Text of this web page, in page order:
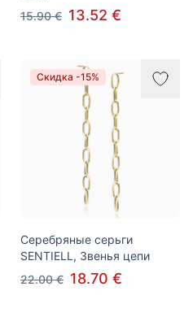
15.90 € 13.52 €
Скидка -15%
Серебряные серьги
SENTIELL, Звенья цепи
22.00 € 18.70 €